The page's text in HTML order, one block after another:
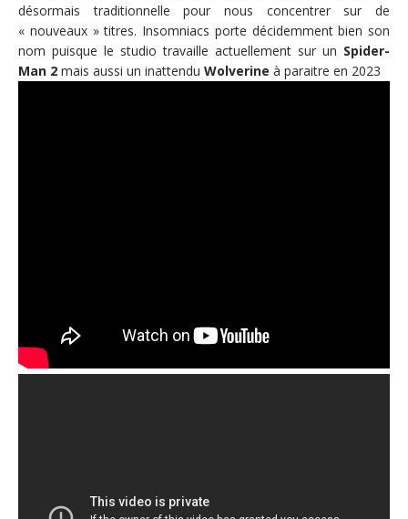
désormais traditionnelle pour nous concentrer sur de
« nouveaux » titres. Insomniacs porte décidemment bien son
nom puisque le studio travaille actuellement sur un Spider-
Man 2 mais aussi un inattendu Wolverine à paraitre en 2023